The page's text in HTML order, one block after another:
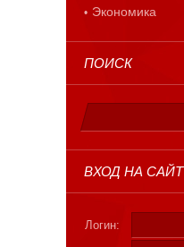
Экономика
ПОИСК
ВХОД НА САЙТ
Логин: